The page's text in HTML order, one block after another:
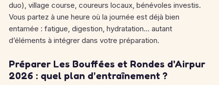
duo), village course, coureurs locaux, bénévoles investis.
Vous partez à une heure où la journée est déjà bien
entamée : fatigue, digestion, hydratation… autant
d’éléments à intégrer dans votre préparation.
Préparer Les Bouffées et Rondes d'Airpur
2026 : quel plan d’entraînement ?